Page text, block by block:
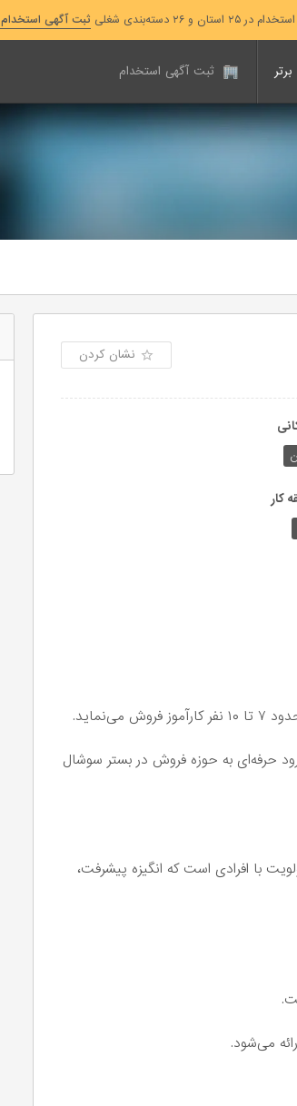
و ۲۶ دسته‌بندی شغلی ثبت آگهی استخدام
ثبت آگهی استخدام
نشان کردن
کار
حرفه‌ای به حوزه فروش در بستر سوشال
با افرادی است که انگیزه پیشرفت،
می‌شود.